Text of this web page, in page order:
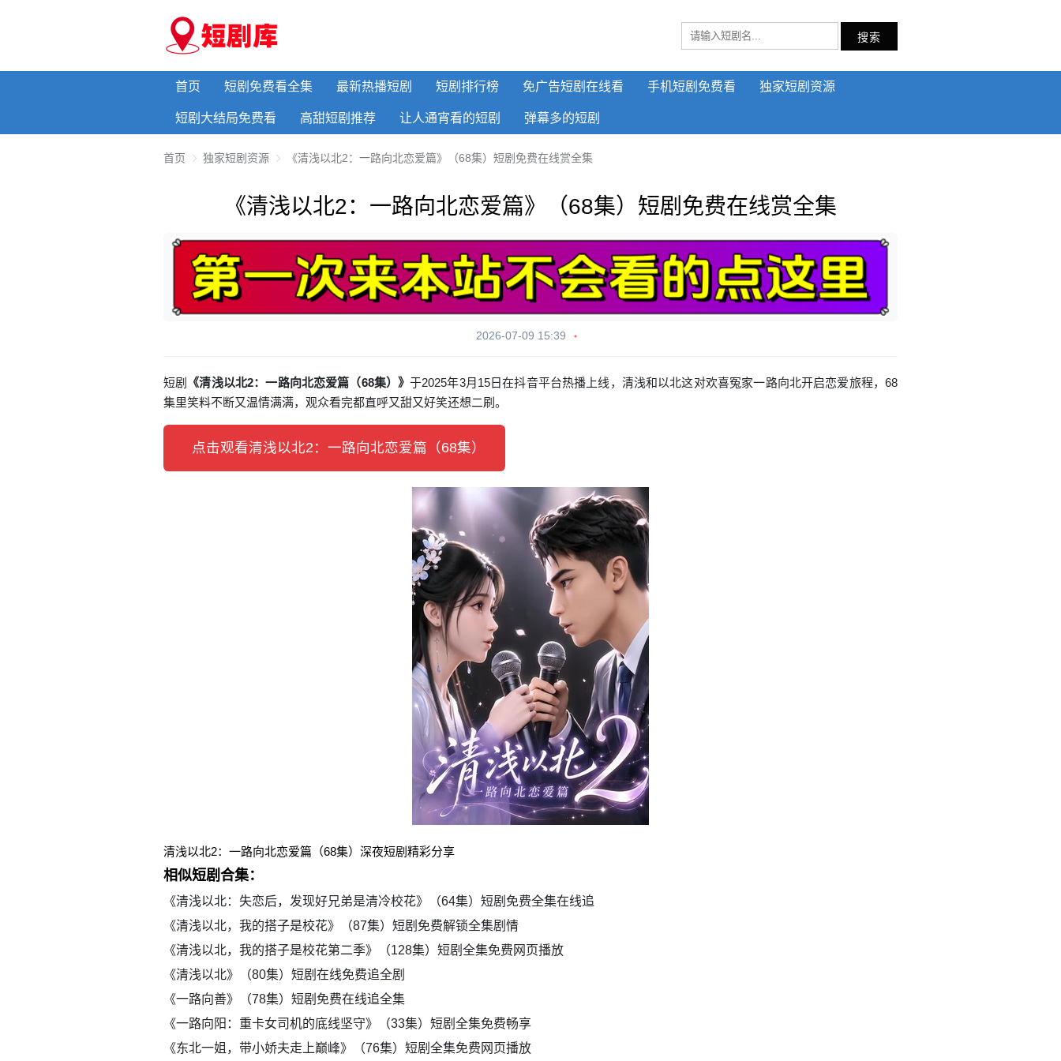
搜索
首页 短剧免费看全集 最新热播短剧 短剧排行榜 免广告短剧在线看 手机短剧免费看 独家短剧资源
短剧大结局免费看 高甜短剧推荐 让人通宵看的短剧 弹幕多的短剧
首页 独家短剧资源 《清浅以北2：一路向北恋爱篇》（68集）短剧免费在线赏全集
《清浅以北2：一路向北恋爱篇》（68集）短剧免费在线赏全集
2026-07-09 15:39
短剧 《清浅以北2：一路向北恋爱篇（68集）》于2025年3月15日在抖音平台热播上线，清浅和以北这对欢喜冤家一路向北开启恋爱旅程，68
集里笑料不断又温情满满，观众看完都直呼又甜又好笑还想二刷。
点击观看清浅以北2：一路向北恋爱篇（68集）
清浅以北2：一路向北恋爱篇（68集）深夜短剧精彩分享
相似短剧合集：
《清浅以北：失恋后，发现好兄弟是清冷校花》（64集）短剧免费全集在线追
《清浅以北，我的搭子是校花》（87集）短剧免费解锁全集剧情
《清浅以北，我的搭子是校花第二季》（128集）短剧全集免费网页播放
《清浅以北》（80集）短剧在线免费追全剧
《一路向善》（78集）短剧免费在线追全集
《一路向阳：重卡女司机的底线坚守》（33集）短剧全集免费畅享
《东北一姐，带小娇夫走上巅峰》（76集）短剧全集免费网页播放